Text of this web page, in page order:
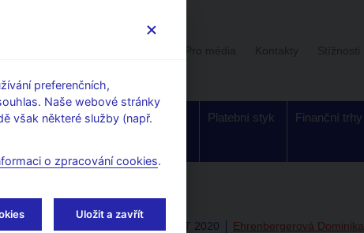
Dohled a
Bankovky a
Platební styk Finanční trhy
Tue Dec 22 15:02:57 CET 2020 Ehrenbergerová Dominika
preferenčních,
Naše webové stránky
však některé služby (např.
o zpracování cookies.
Uložit a zavřít